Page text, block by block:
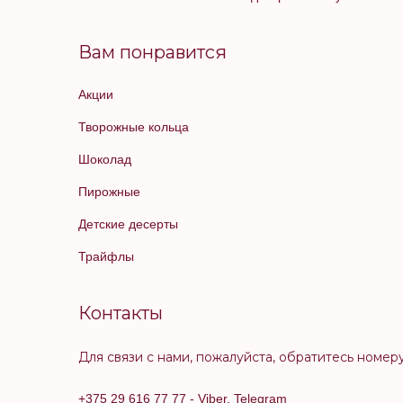
Вам понравится
Акции
Творожные кольца
Шоколад
Пирожные
Детские десерты
Трайфлы
Контакты
Для связи с нами, пожалуйста, обратитесь
+375 29 616 77 77 - Viber, Telegram